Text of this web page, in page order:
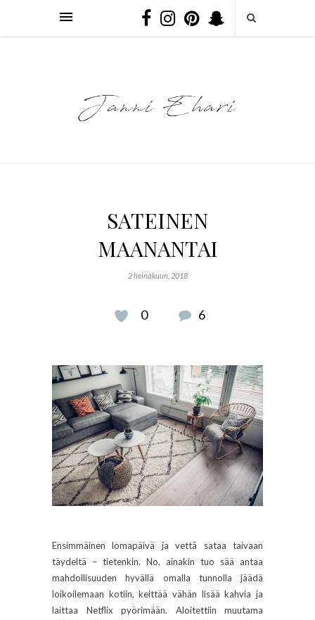
SATEINEN
MAANANTAI
2 heinäkuun, 2018
0 6
Ensimmäinen lomapäivä ja vettä sataa taivaan
täydeltä – tietenkin. No, ainakin tuo sää antaa
mahdollisuuden hyvällä omalla tunnolla jäädä
loikoilemaan kotiin, keittää vähän lisää kahvia ja
laittaa Netflix pyörimään. Aloitettiin muutama